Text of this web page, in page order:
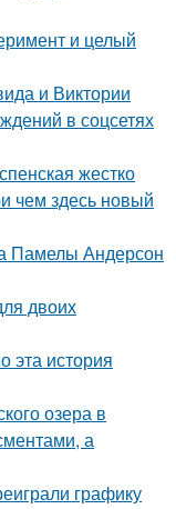
и целый
и Виктории
в соцсетях
жестко
чем здесь новый
Памелы Андерсон
двоих
эта история
озера в
а
графику